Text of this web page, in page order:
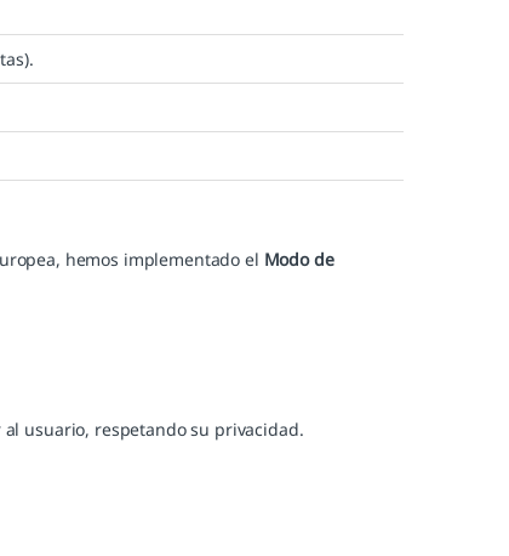
hemos implementado el Modo de
usuario, respetando su privacidad.